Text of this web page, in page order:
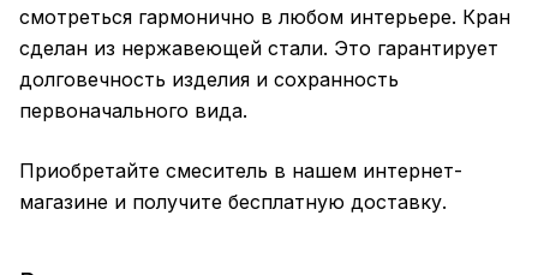
смотреться гармонично в любом интерьере. Кран
сделан из нержавеющей стали. Это гарантирует
долговечность изделия и сохранность
первоначального вида.
Приобретайте смеситель в нашем интернет-
магазине и получите бесплатную доставку.